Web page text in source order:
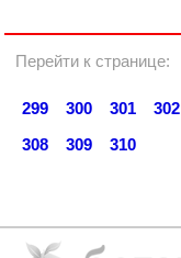
Перейти к странице:
299 300 301 302
308
309 310